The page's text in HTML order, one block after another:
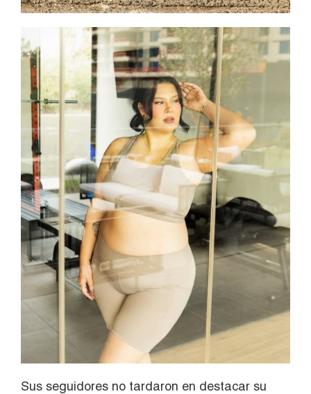
Sus seguidores no tardaron en destacar su